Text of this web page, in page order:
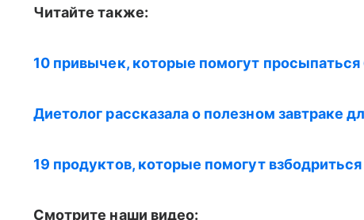
Читайте также:
10 привычек, которые помогут
Диетолог рассказала о полезном завтраке
19 продуктов, которые помогут взбодриться
Смотрите наши видео: